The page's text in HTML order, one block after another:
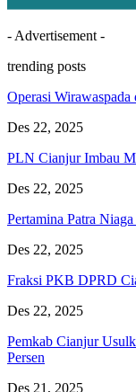
- Advertisement -
trending posts
Operasi
Des 22, 2025
PLN Cianjur Imbau
Des 22, 2025
Pertamina Patra
Des 22, 2025
Fraksi PKB DPRD
Des 22, 2025
Pemkab Cianjur
Persen
Des 21, 2025